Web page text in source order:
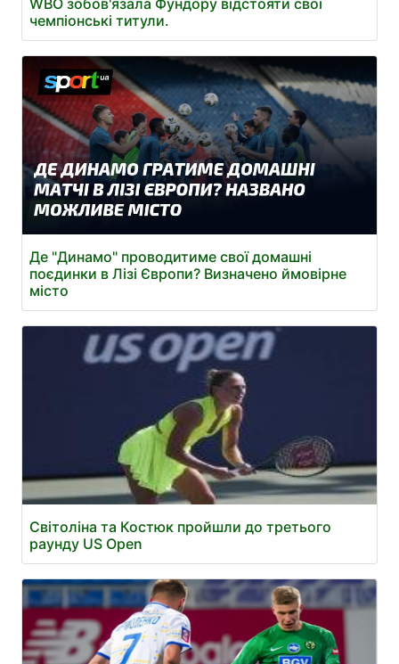
чемпіонські титули.
Де "Динамо" проводитиме свої домашні
поєдинки в Лізі Європи? Визначено ймовірне
місто
Світоліна та Костюк пройшли до третього
раунду US Open